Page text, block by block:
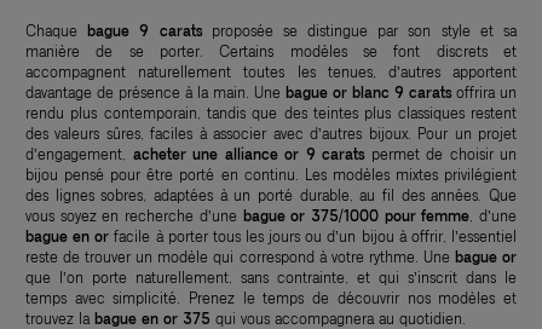
Chaquebague 9 caratsproposée se distingue par son style et sa
manière de se porter. Certains modèles se font discrets et
accompagnent naturellement toutes les tenues, d’autres apportent
davantage de présence à la main. Une bague or blanc 9 caratsoffrira un
rendu plus contemporain, tandis que des teintes plus classiques restent
des valeurs sûres, faciles à associer avec d’autres bijoux. Pour un projet
d’engagement, acheter une alliance or 9 caratspermet de choisir un
bijou pensé pour être porté en continu. Les modèles mixtes privilégient
des lignes sobres, adaptées à un porté durable, au fil des années. Que
vous soyez en recherche d’une bague or 375/1000 pour femme , d’une
bague en or facile à porter tous les jours ou d’un bijou à offrir, l’essentiel
reste de trouver un modèle qui correspond à votre rythme. Une bague or
que l’on porte naturellement, sans contrainte, et qui s’inscrit dans le
temps avec simplicité. Prenez le temps de découvrir nos modèles et
trouvez la bague en or 375 qui vous accompagnera au quotidien.